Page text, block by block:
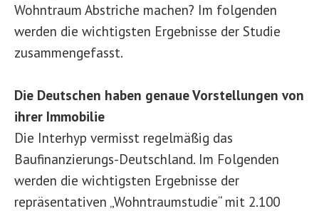
Wohntraum Abstriche machen? Im folgenden
werden die wichtigsten Ergebnisse der Studie
zusammengefasst.
Die Deutschen haben genaue Vorstellungen von
ihrer Immobilie
Die Interhyp vermisst regelmäßig das
Baufinanzierungs-Deutschland. Im Folgenden
werden die wichtigsten Ergebnisse der
repräsentativen „Wohntraumstudie“ mit 2.100